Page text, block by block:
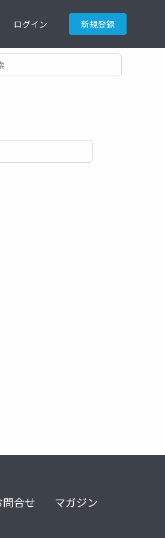
ログイン 新規登録
合せ マガジン